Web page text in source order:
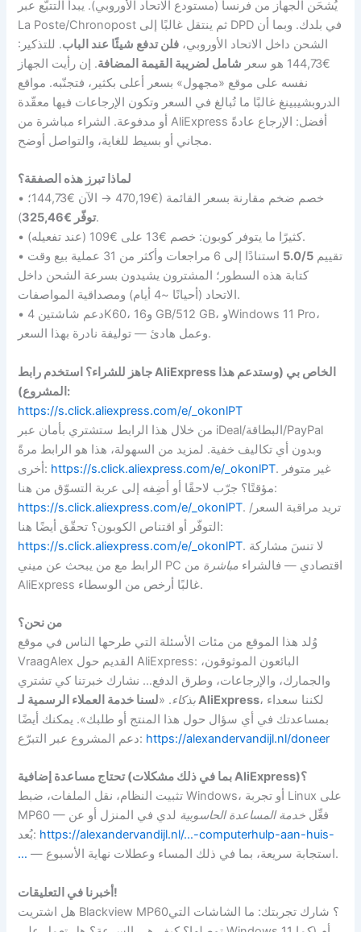
يُشحَن الجهاز من فرنسا (مستودع الاتحاد الأوروبي). يبدأ التتبّع عبر
La Poste/Chronopost ثم ينتقل غالبًا إلى DPD في بلدك. وبما أن
الشحن داخل الاتحاد الأوروبي، فلن تدفع شيئًا عند الباب. للتذكير:
€144,73 هو سعر
شامل لضريبة القيمة المضافة. إن رأيت الجهاز
نفسه على موقع «مجهول» بسعر أعلى بكثير، فتجنّبه. مواقع
الدروبشيبينغ غالبًا ما تُبالغ في السعر وتكون الإرجاعات فيها معقّدة
أو مدفوعة. الشراء مباشرة من AliExpress أفضل: الإرجاع عادةً
مجاني أو بسيط للغاية، والتواصل أوضح.
لماذا تبرز هذه الصفقة؟
• خصم ضخم مقارنة بسعر القائمة (€470,19 → الآن €144,73؛
توفّر €325,46).
• كثيرًا ما يتوفر كوبون: خصم €13 على €109 (عند تفعيله).
• تقييم 5.0/5
استنادًا إلى 6 مراجعات وأكثر من 31 عملية بيع وقت
كتابة هذه السطور؛ المشترون يشيدون بسرعة الشحن داخل
الاتحاد (أحيانًا ~4 أيام) ومصداقية المواصفات.
• دعم شاشتين 4K60، و16 GB/512 GB، وWindows 11 Pro،
وعمل هادئ — توليفة نادرة بهذا السعر.
جاهز للشراء؟ استخدم رابط AliExpress الخاص بي (وستدعم هذا
المشروع):
https://s.click.aliexpress.com/e/_okonlPT
من خلال هذا الرابط ستشتري بأمان عبر iDeal/البطاقة/PayPal
وبدون أي تكاليف خفية. لمزيد من السهولة، هذا هو الرابط مرةً
أخرى: https://s.click.aliexpress.com/e/_okonlPT. غير متوفر
مؤقتًا؟ جرّب لاحقًا أو أضِفه إلى عربة التسوّق من هنا:
https://s.click.aliexpress.com/e/_okonlPT. تريد مراقبة السعر/
التوفّر أو اقتناص الكوبون؟ تحقّق أيضًا هنا:
https://s.click.aliexpress.com/e/_okonlPT. لا تنسَ مشاركة
الرابط مع من يبحث عن ميني PC اقتصادي — فالشراء مباشرة من
AliExpress غالبًا أرخص من الوسطاء.
من نحن؟
وُلد هذا الموقع من مئات الأسئلة التي طرحها الناس في موقع
VraagAlex القديم حول AliExpress: البائعون الموثوقون،
والجمارك، والإرجاعات، وطرق الدفع… نشارك خبرتنا كي تشتري
بذكاء. « لسنا خدمة العملاء الرسمية لـ AliExpress، لكننا سعداء
بمساعدتك في أي سؤال حول هذا المنتج أو طلبك». يمكنك أيضًا
دعم المشروع عبر التبرّع: https://alexandervandijl.nl/doneer
تحتاج مساعدة إضافية (بما في ذلك مشكلات AliExpress)؟
تثبيت النظام، نقل الملفات، ضبط Windows، أو تجربة Linux على
MP60 — فعِّل خدمة المساعدة الحاسوبية لدي في المنزل أو عن
بُعد: https://alexandervandijl.nl/…-computerhulp-aan-huis-
…
— استجابة سريعة، بما في ذلك المساء وعطلات نهاية الأسبوع.
أخبرنا في التعليقات!
هل اشتريت Blackview MP60؟ شارك تجربتك: ما الشاشات التي